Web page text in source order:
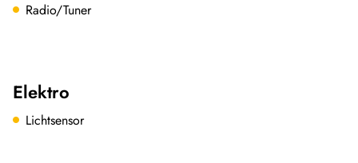
Radio/Tuner
Elektro
Lichtsensor